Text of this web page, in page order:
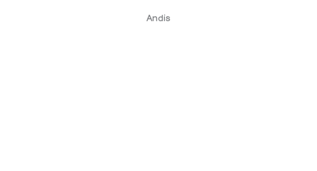
Andis